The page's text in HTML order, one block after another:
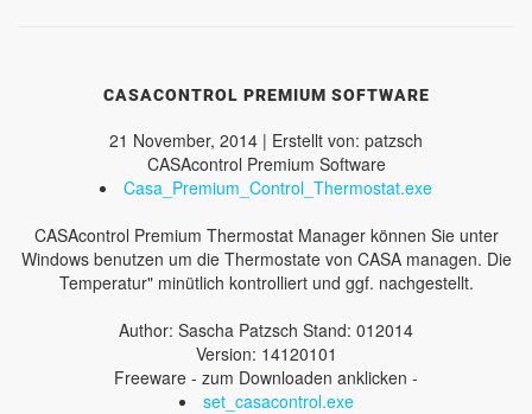
CASACONTROL PREMIUM SOFTWARE
21 November, 2014 | Erstellt von: patzsch
CASAcontrol Premium Software
Casa_Premium_Control_Thermostat.exe
CASAcontrol Premium Thermostat Manager können Sie unter
Windows benutzen um die Thermostate von CASA managen. Die
Temperatur" minütlich kontrolliert und ggf. nachgestellt.
Author: Sascha Patzsch Stand: 012014
Version: 14120101
Freeware - zum Downloaden anklicken -
set_casacontrol.exe